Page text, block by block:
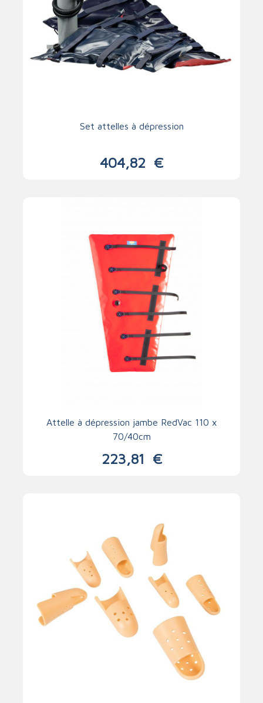
Set attelles à dépression
404,82 €
Attelle à dépression jambe RedVac 110 x
70/40cm
223,81 €